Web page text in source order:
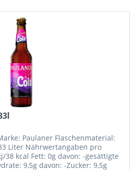
Paulaner Flaschenmaterial:
Liter Nährwertangaben pro
38 kcal Fett: 0g davon: -gesättigte
9,5g davon: -Zucker: 9,5g